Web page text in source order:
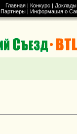
Главная| Конкурс | Доклады
Партнеры | Информация о